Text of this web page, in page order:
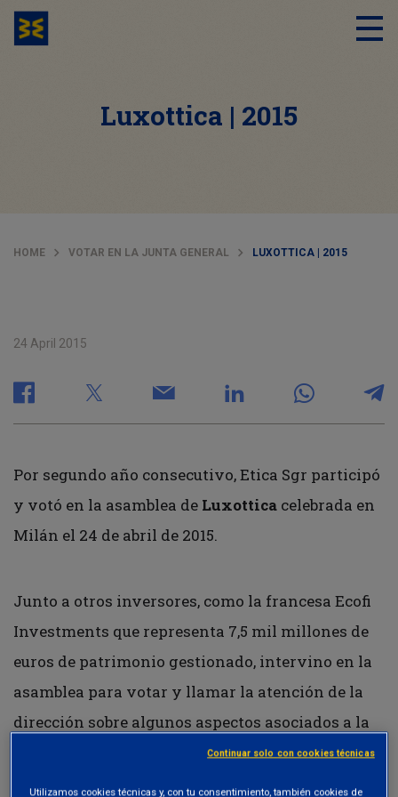
Luxottica | 2015
HOME VOTAR EN LA JUNTA GENERAL LUXOTTICA | 2015
24 April 2015
Por segundo año consecutivo, Etica Sgr participó
y votó en la asamblea de Luxottica celebrada en
Milán el 24 de abril de 2015.
Junto a otros inversores, como la francesa Ecofi
Investments que representa 7,5 mil millones de
euros de patrimonio gestionado, intervino en la
asamblea para votar y llamar la atención de la
dirección sobre algunos aspectos asociados a la
sostenibilidad empresarial.
Utilizamos cookies técnicas y, con tu consentimiento, también cookies de
Continuar solo con cookies técnicas